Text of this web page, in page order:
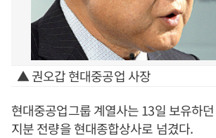
▲ 권오갑 현대중공업 사장
현대중공업그룹 계열사는 13일 보유하
지분 전량을 현대종합상사로 넘겼다.